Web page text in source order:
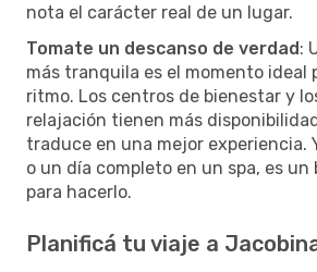
nota el carácter real de un lugar.
Tomate un descanso de verdad:
más tranquila es el momento ideal
ritmo. Los centros de bienestar y
relajación tienen más
traduce en una mejor experiencia.
o un día completo en un spa, es
para hacerlo.
Planificá tu viaje a